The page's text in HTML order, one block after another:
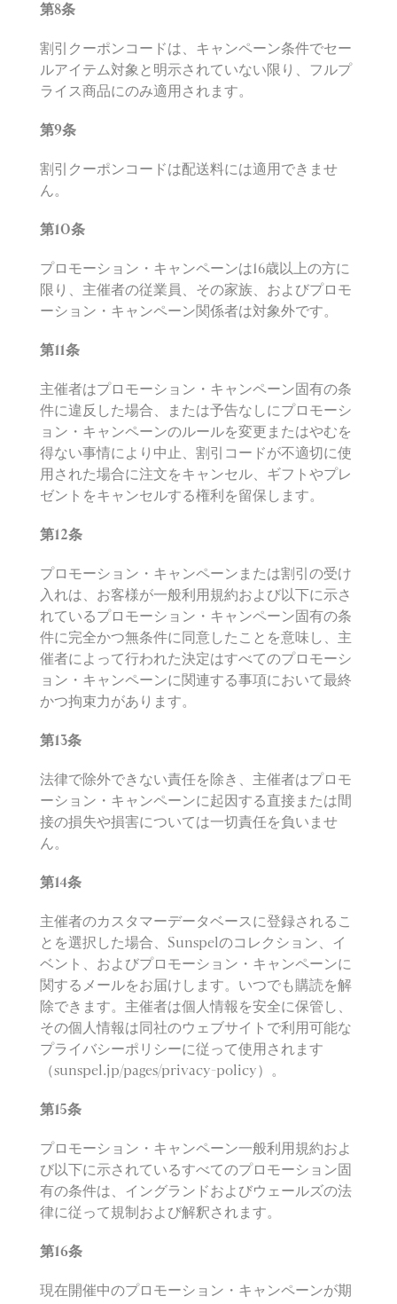
第8条
割引クーポンコードは、キャンペーン条件でセー
ルアイテム対象と明示されていない限り、フルプ
ライス商品にのみ適用されます。
第9条
割引クーポンコードは配送料には適用できませ
ん。
第10条
プロモーション・キャンペーンは16歳以上の方に
限り、主催者の従業員、その家族、およびプロモ
ーション・キャンペーン関係者は対象外です。
第11条
主催者はプロモーション・キャンペーン固有の条
件に違反した場合、または予告なしにプロモーシ
ョン・キャンペーンのルールを変更またはやむを
得ない事情により中止、割引コードが不適切に使
用された場合に注文をキャンセル、ギフトやプレ
ゼントをキャンセルする権利を留保します。
第12条
プロモーション・キャンペーンまたは割引の受け
入れは、お客様が一般利用規約および以下に示さ
れているプロモーション・キャンペーン固有の条
件に完全かつ無条件に同意したことを意味し、主
催者によって行われた決定はすべてのプロモーシ
ョン・キャンペーンに関連する事項において最終
かつ拘束力があります。
第13条
法律で除外できない責任を除き、主催者はプロモ
ーション・キャンペーンに起因する直接または間
接の損失や損害については一切責任を負いませ
ん。
第14条
主催者のカスタマーデータベースに登録されるこ
とを選択した場合、Sunspelのコレクション、イ
ベント、およびプロモーション・キャンペーンに
関するメールをお届けします。いつでも購読を解
除できます。主催者は個人情報を安全に保管し、
その個人情報は同社のウェブサイトで利用可能な
プライバシーポリシーに従って使用されます
（sunspel.jp/pages/privacy-policy）。
第15条
プロモーション・キャンペーン一般利用規約およ
び以下に示されているすべてのプロモーション固
有の条件は、イングランドおよびウェールズの法
律に従って規制および解釈されます。
第16条
現在開催中のプロモーション・キャンペーンが期